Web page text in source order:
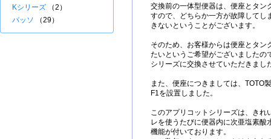
交換前の一体型便器は、便座とタン
すので、どちらか一方が故障してし
きないということがございます。
そのため、お客様からは便座とタン
たいというご希望がございましたの
シリーズに交換させていただきまし
また、便座につきましては、TOTO
F1を設置しました。
このアプリコットシリーズは、きれ
レを使うたびに便器内に次亜塩素酸
機能が付いております。
Kシリーズ （2）
パッソ （29）